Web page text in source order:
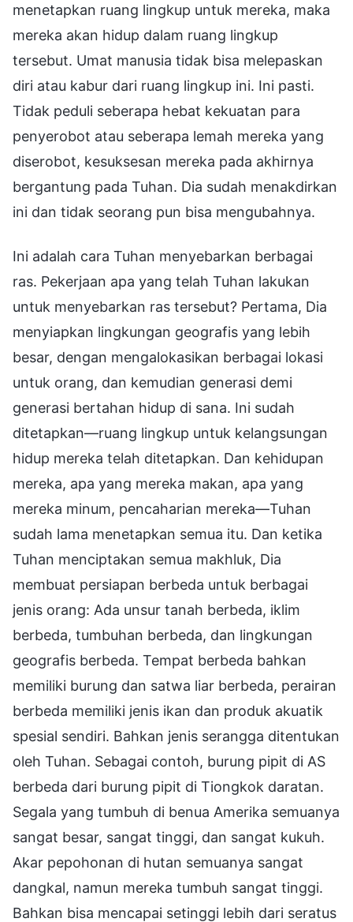
menetapkan ruang lingkup untuk mereka, maka
mereka akan hidup dalam ruang lingkup
tersebut. Umat manusia tidak bisa melepaskan
diri atau kabur dari ruang lingkup ini. Ini pasti.
Tidak peduli seberapa hebat kekuatan para
penyerobot atau seberapa lemah mereka yang
diserobot, kesuksesan mereka pada akhirnya
bergantung pada Tuhan. Dia sudah menakdirkan
ini dan tidak seorang pun bisa mengubahnya.
Ini adalah cara Tuhan menyebarkan berbagai
ras. Pekerjaan apa yang telah Tuhan lakukan
untuk menyebarkan ras tersebut? Pertama, Dia
menyiapkan lingkungan geografis yang lebih
besar, dengan mengalokasikan berbagai lokasi
untuk orang, dan kemudian generasi demi
generasi bertahan hidup di sana. Ini sudah
ditetapkan—ruang lingkup untuk kelangsungan
hidup mereka telah ditetapkan. Dan kehidupan
mereka, apa yang mereka makan, apa yang
mereka minum, pencaharian mereka—Tuhan
sudah lama menetapkan semua itu. Dan ketika
Tuhan menciptakan semua makhluk, Dia
membuat persiapan berbeda untuk berbagai
jenis orang: Ada unsur tanah berbeda, iklim
berbeda, tumbuhan berbeda, dan lingkungan
geografis berbeda. Tempat berbeda bahkan
memiliki burung dan satwa liar berbeda, perairan
berbeda memiliki jenis ikan dan produk akuatik
spesial sendiri. Bahkan jenis serangga ditentukan
oleh Tuhan. Sebagai contoh, burung pipit di AS
berbeda dari burung pipit di Tiongkok daratan.
Segala yang tumbuh di benua Amerika semuanya
sangat besar, sangat tinggi, dan sangat kukuh.
Akar pepohonan di hutan semuanya sangat
dangkal, namun mereka tumbuh sangat tinggi.
Bahkan bisa mencapai setinggi lebih dari seratus